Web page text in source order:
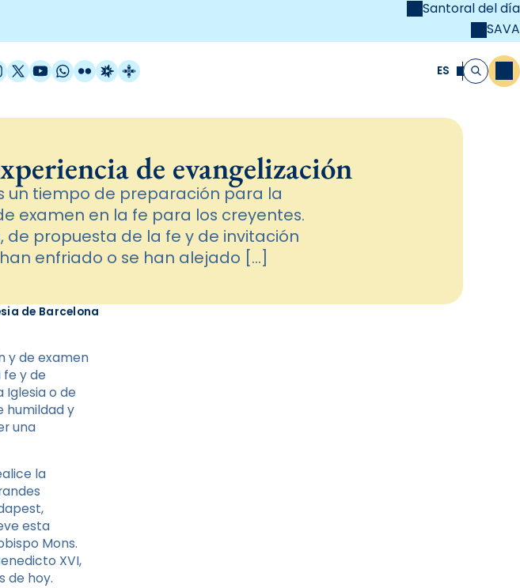
Santoral del día
SAVA
X / Twitter
YouTube
WhatsApp
FlickrRadio Estel
Catalunya Cristiana ES Buscar
de evangelización
un tiempo de preparación para la
examen en la fe para los creyentes.
de propuesta de la fe y de invitación
enfriado o se han alejado […]
de Barcelona
y de examen
fe y de
Iglesia o de
humildad y
una
la
esta
Mons.
XVI,
de hoy.